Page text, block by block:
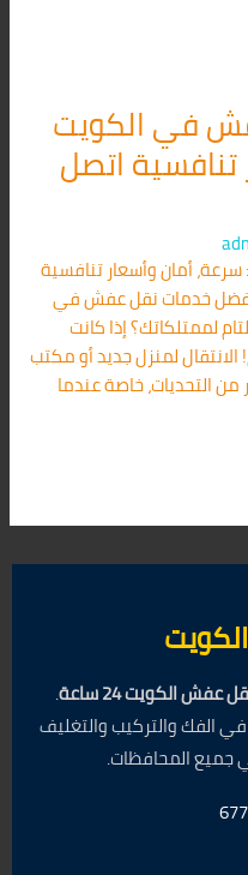
في الكويت
اتصل
أمان وأسعار تنافسية
هل تبحث عن أفضل خدمات نقل عفش في
لممتلكاتك؟ إذا كانت
لمنزل جديد أو مكتب
التحديات، خاصة عندما
عفش الكويت 24 ساعة
.
في الفك والتركيب والتغليف
جميع المحافظات.